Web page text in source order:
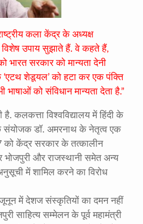
कला केंद्र के अध्यक्ष
विशेष उपाय सुझाते हैं. वे कहते हैं,
भारत सरकार को मान्यता देनी
शेडूयल’ को हटा कर एक पंक्ति
को संविधान मान्यता देता है.”
है. कलकत्ता विश्वविद्यालय में हिंदी के
संयोजक डॉ. अमरनाथ के नेतृत्व एक
को केंद्र सरकार के तत्कालीन
भोजपुरी और राजस्थानी समेत अन्य
में शामिल करने का विरोध
में देशज संस्कृतियों का दमन नहीं
साहित्य सम्मेलन के पूर्व महामंत्री